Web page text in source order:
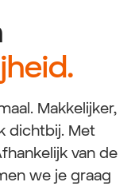
Makkelijker,
dichtbij. Met
van de
we je graag